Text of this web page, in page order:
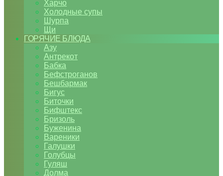
Харчо
Холодные супы
Шурпа
Щи
ГОРЯЧИЕ БЛЮДА
Азу
Антрекот
Бабка
Бефстроганов
Бешбармак
Бигус
Биточки
Бифштекс
Бризоль
Буженина
Вареники
Галушки
Голубцы
Гуляш
Долма